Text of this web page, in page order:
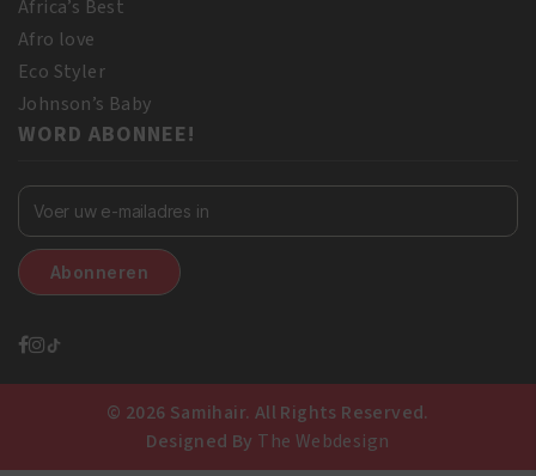
Africa’s Best
Afro love
Eco Styler
Johnson’s Baby
WORD ABONNEE!
© 2026 Samihair. All Rights Reserved.
Designed By The Webdesign